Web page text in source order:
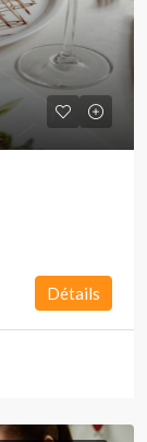
Détails